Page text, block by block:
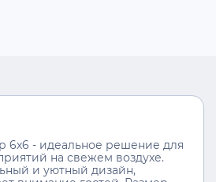
6x6 - идеальное решение для
на свежем воздухе.
и уютный дизайн,